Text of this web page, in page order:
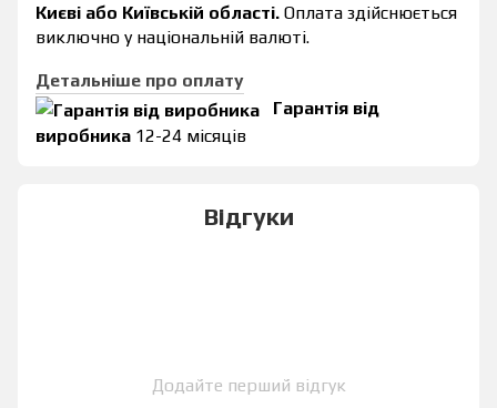
Києві або Київській області. Оплата здійснюється
виключно у національній валюті.
Детальніше про оплату
Гарантія від
виробника 12-24 місяців
Відгуки
Додайте перший відгук